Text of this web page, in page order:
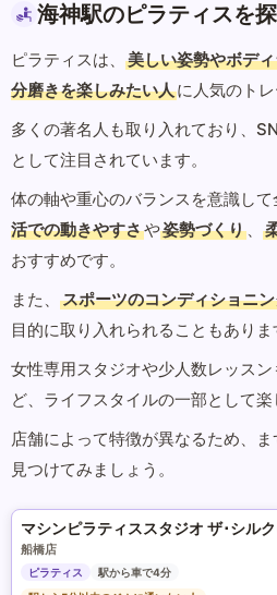
海神駅のピラティスを
ピラティスは、 美しい姿勢やボデ
分磨きを楽しみたい人に人気のトレ
多くの著名人も取り入れており、
として注目されています。
体の軸や重心のバランスを意識して
活での動きやすさや姿勢づくり 、
おすすめです。
また、
スポーツのコンディショニ
目的に取り入れられることもありま
女性専用スタジオや少人数レッス
ど、ライフスタイルの一部として楽
店舗によって特徴が異なるため、
見つけてみましょう。
船橋店
ピラティス
駅から車で4分